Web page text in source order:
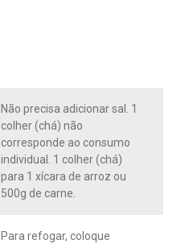
Não precisa adicionar sal. 1
colher (chá) não
corresponde ao consumo
individual. 1 colher (chá)
para 1 xícara de arroz ou
500g de carne.
Para refogar, coloque